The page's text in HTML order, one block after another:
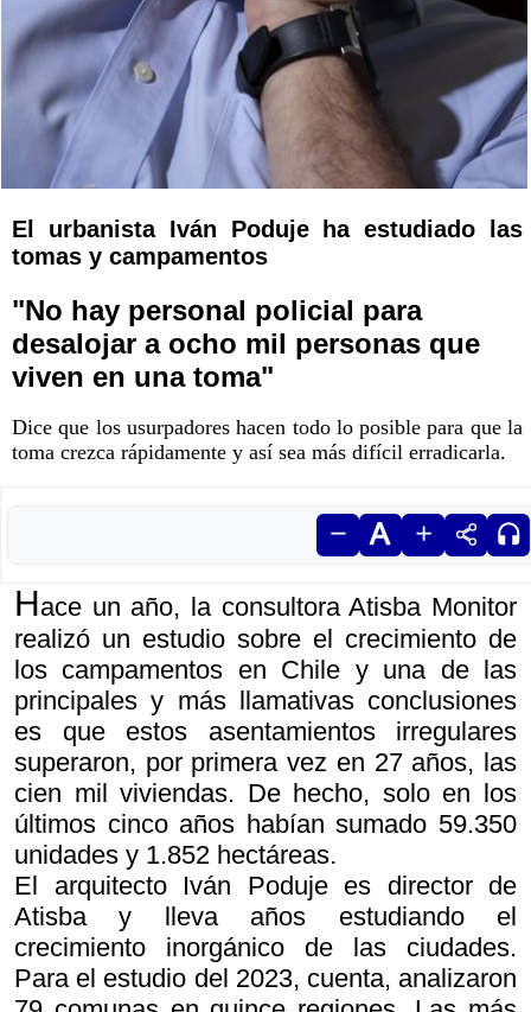
El urbanista Iván Poduje ha estudiado las
tomas y campamentos
"No hay personal policial para
desalojar a ocho mil personas que
viven en una toma"
Dice que los usurpadores hacen todo lo posible para que la
toma crezca rápidamente y así sea más difícil erradicarla.
Hace un año, la consultora Atisba Monitor
realizó un estudio sobre el crecimiento de
los campamentos en Chile y una de las
principales y más llamativas conclusiones
es que estos asentamientos irregulares
superaron, por primera vez en 27 años, las
cien mil viviendas. De hecho, solo en los
últimos cinco años habían sumado 59.350
unidades y 1.852 hectáreas.
El arquitecto Iván Poduje es director de
Atisba y lleva años estudiando el
crecimiento inorgánico de las ciudades.
Para el estudio del 2023, cuenta, analizaron